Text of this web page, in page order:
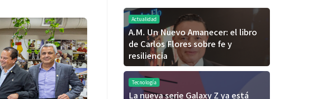
Actualidad
A.M. Un Nuevo Amanecer: el libro
de Carlos Flores sobre fe y
resiliencia
Tecnología
La nueva serie Galaxy Z ya está